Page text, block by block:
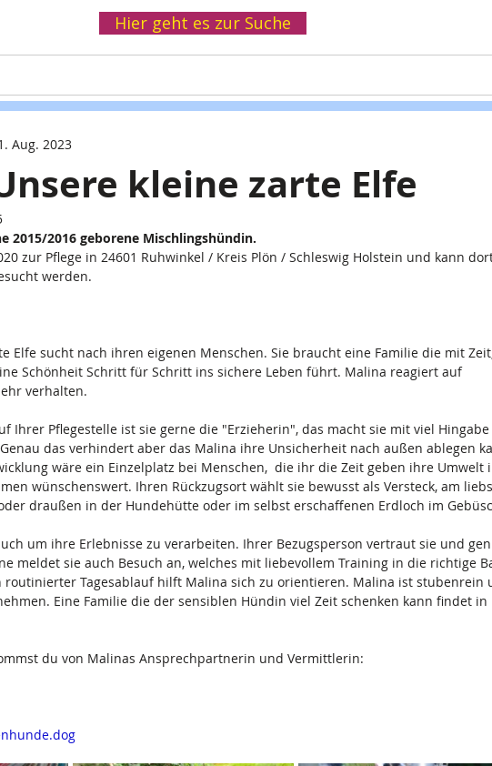
Hier geht es zur Suche
kleine zarte Elfe
Aug. 2023
2015/2016 geborene Mischlingshündin.
zur Pflege in 24601 Ruhwinkel / Kreis Plön / Schleswig Holstein und kann
werden.
Elfe sucht nach ihren eigenen Menschen. Sie braucht eine Familie die mit
Schönheit Schritt für Schritt ins sichere Leben führt. Malina reagiert auf
verhalten.
Ihrer Pflegestelle ist sie gerne die "Erzieherin", das macht sie mit viel Hingabe
das verhindert aber das Malina ihre Unsicherheit nach außen ablegen
wäre ein Einzelplatz bei Menschen,  die ihr die Zeit geben ihre Umwelt
wünschenswert. Ihren Rückzugsort wählt sie bewusst als Versteck, am
draußen in der Hundehütte oder im selbst erschaffenen Erdloch im
um ihre Erlebnisse zu verarbeiten. Ihrer Bezugsperson vertraut sie und
meldet sie auch Besuch an, welches mit liebevollem Training in die richtige
routinierter Tagesablauf hilft Malina sich zu orientieren. Malina ist stubenrein
Eine Familie die der sensiblen Hündin viel Zeit schenken kann findet
du von Malinas Ansprechpartnerin und Vermittlerin: